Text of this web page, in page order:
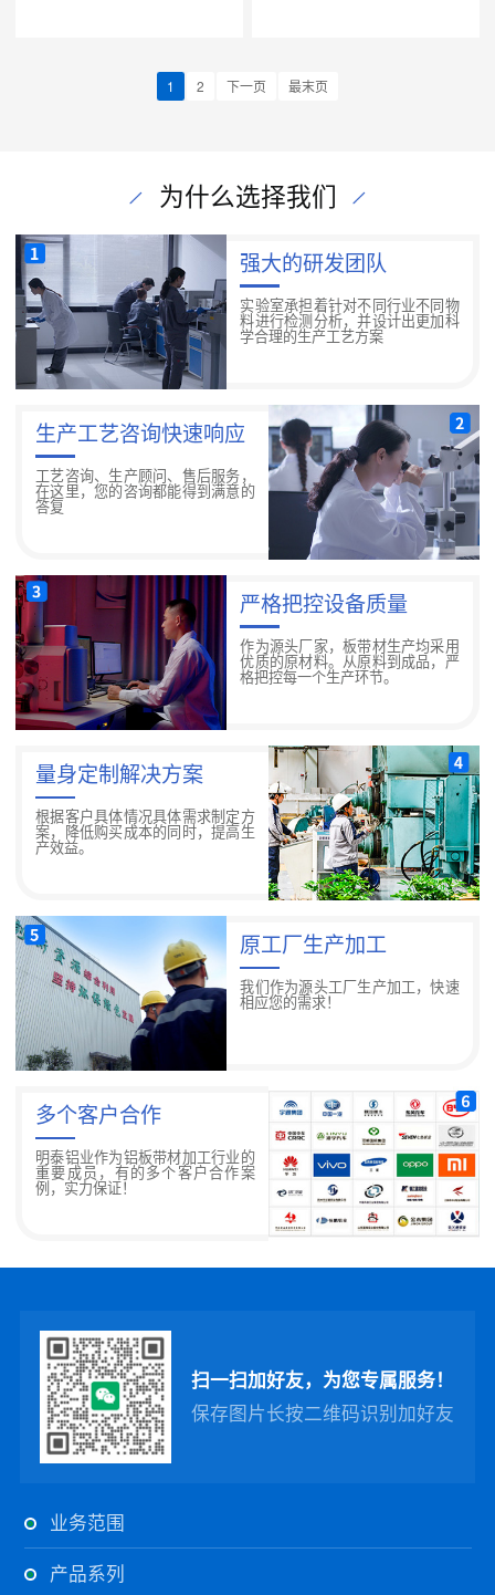
1 2 下一页 最末页
为什么选择我们
强大的研发团队
实验室承担着针对不同行业不同物
料进行检测分析，并设计出更加科
学合理的生产工艺方案
生产工艺咨询快速响应
工艺咨询、生产顾问、售后服务，
在这里，您的咨询都能得到满意的
答复
严格把控设备质量
作为源头厂家，板带材生产均采用
优质的原材料。从原料到成品，严
格把控每一个生产环节。
量身定制解决方案
根据客户具体情况具体需求制定方
案，降低购买成本的同时，提高生
产效益。
原工厂生产加工
我们作为源头工厂生产加工，快速
相应您的需求！
多个客户合作
明泰铝业作为铝板带材加工行业的
重要成员，有的多个客户合作案
例，实力保证！
扫一扫加好友，为您专属服务！
保存图片长按二维码识别加好友
业务范围
产品系列